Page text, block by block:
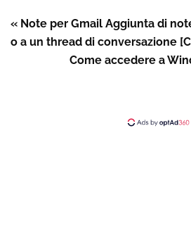
« Note per Gmail Aggiunta di
o a un thread di conversazione
Come accedere a